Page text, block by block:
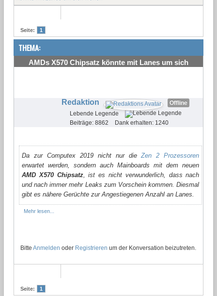
Seite: 1
THEMA:
AMDs X570 Chipsatz könnte mit Lanes um sich
Redaktion
Offline
Lebende Legende
Beiträge: 8862
Dank erhalten: 1240
Da zur Computex 2019 nicht nur dieZen 2 Prozessoren
erwartet werden, sondern auch Mainboards mit dem neuen
AMD X570 Chipsatz, ist es nicht verwunderlich, dass nach
und nach immer mehr Leaks zum Vorschein kommen. Diesmal
gibt es nähere Gerüchte zur Angestiegenen Anzahl an Lanes.
Mehr lesen...
Bitte Anmelden oder Registrieren um der Konversation beizutreten.
Seite: 1